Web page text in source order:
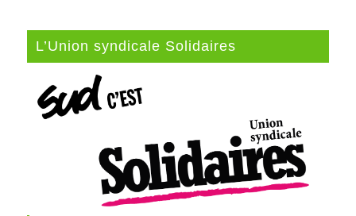
L’Union syndicale Solidaires